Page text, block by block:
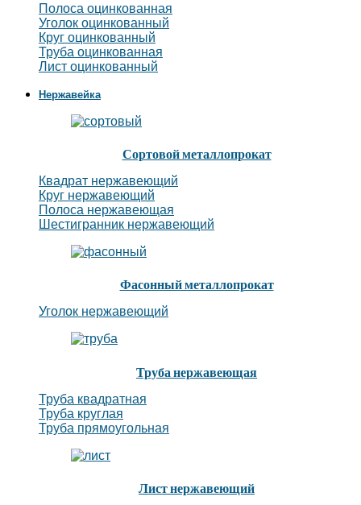
Полоса оцинкованная
Уголок оцинкованный
Круг оцинкованный
Труба оцинкованная
Лист оцинкованный
Нержавейка
Сортовой металлопрокат
Квадрат нержавеющий
Круг нержавеющий
Полоса нержавеющая
Шестигранник нержавеющий
Фасонный металлопрокат
Уголок нержавеющий
Труба нержавеющая
Труба квадратная
Труба круглая
Труба прямоугольная
Лист нержавеющий